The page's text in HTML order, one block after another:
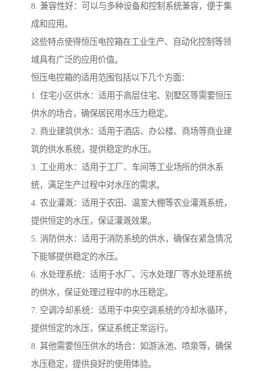
8. 兼容性好：可以与多种设备和控制系统兼容，便于集
成和应用。
这些特点使得恒压电控箱在工业生产、自动化控制等领
域具有广泛的应用价值。
恒压电控箱的适用范围包括以下几个方面：
1. 住宅小区供水：适用于高层住宅、别墅区等需要恒压
供水的场合，确保居民用水压力稳定。
2. 商业建筑供水：适用于酒店、办公楼、商场等商业建
筑的供水系统，提供稳定的水压。
3. 工业用水：适用于工厂、车间等工业场所的供水系
统，满足生产过程中对水压的需求。
4. 农业灌溉：适用于农田、温室大棚等农业灌溉系统，
提供恒定的水压，保证灌溉效果。
5. 消防供水：适用于消防系统的供水，确保在紧急情况
下能够提供稳定的水压。
6. 水处理系统：适用于水厂、污水处理厂等水处理系统
的供水，保证处理过程中的水压稳定。
7. 空调冷却系统：适用于中央空调系统的冷却水循环，
提供恒定的水压，保证系统正常运行。
8. 其他需要恒压供水的场合：如游泳池、喷泉等，确保
水压稳定，提供良好的使用体验。